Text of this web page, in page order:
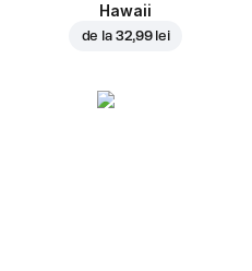
Hawaii
de la 32,99 lei